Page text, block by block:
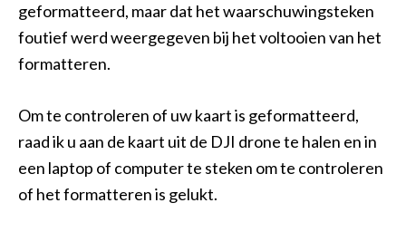
geformatteerd, maar dat het waarschuwingsteken
foutief werd weergegeven bij het voltooien van het
formatteren.
Om te controleren of uw kaart is geformatteerd,
raad ik u aan de kaart uit de DJI drone te halen en in
een laptop of computer te steken om te controleren
of het formatteren is gelukt.